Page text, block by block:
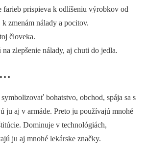
farieb prispieva k odlíšeniu výrobkov od
zmenám nálady a pocitov.
človeka.
zlepšenie nálady, aj chuti do jedla.
bohatstvo, obchod, spája sa s
ju aj v armáde. Preto ju používajú mnohé
Dominuje v technológiách,
ju aj mnohé lekárske značky.